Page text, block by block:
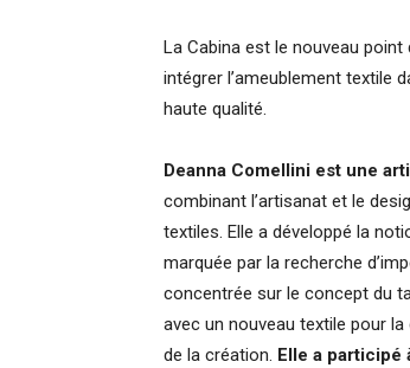
La Cabina est le nouveau
intégrer l’ameublement textile
haute qualité.
Deanna Comellini est une
combinant l’artisanat et le
textiles. Elle a développé la
marquée par la recherche
concentrée sur le concept du
avec un nouveau textile pour la
de la création. Elle a participé